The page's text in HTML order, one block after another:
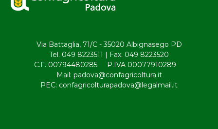
Via Battaglia, 71/C - 35020 Albignasego PD
Tel. 049 8223511 | Fax. 049 8223520
C.F. 00794480285 P.IVA 00077910289
Mail: padova@confagricoltura.it
PEC: confagricolturapadova@legalmail.it